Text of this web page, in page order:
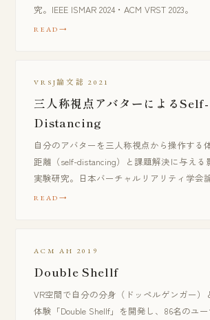
究。IEEE ISMAR 2024・ACM VRST 2023。
READ
VRSJ論文誌 2021
三人称視点アバターによるSelf-
Distancing
自分のアバターを三人称視点から操作する
距離（self-distancing）と課題解決に与える
実験研究。日本バーチャルリアリティ学会
READ
ACM AH 2019
Double Shellf
VR空間で自分の分身（ドッペルゲンガー）
体験「Double Shellf」を開発し、86名のユ